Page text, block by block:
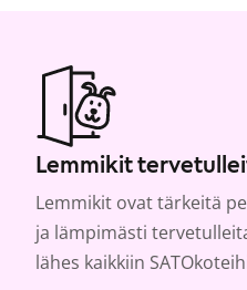
Lemmikit
Lemmikit ovat tärkeitä
ja lämpimästi
lähes kaikkiin